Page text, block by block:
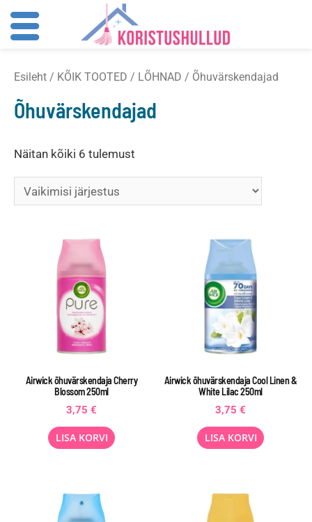
content
Esileht / KÕIK TOOTED / LÕHNAD / Õhuvärskendajad
Õhuvärskendajad
Näitan kõiki 6 tulemust
Airwick õhuvärskendaja Cherry
Blossom 250ml
3,75 €
LISA KORVI
Airwick õhuvärskendaja Cool Linen &
White Lilac 250ml
3,75 €
LISA KORVI